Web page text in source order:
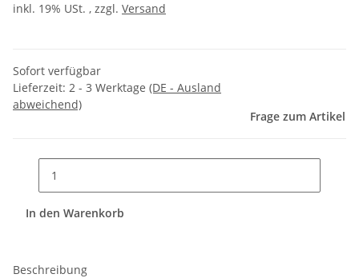
inkl. 19% USt. , zzgl. Versand
Sofort verfügbar
Lieferzeit: 2 - 3 Werktage (DE - Ausland
abweichend)
Frage zum Artikel
In den Warenkorb
Beschreibung